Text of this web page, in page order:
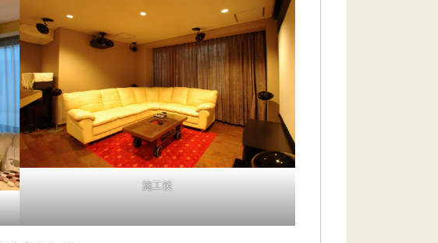
施工後